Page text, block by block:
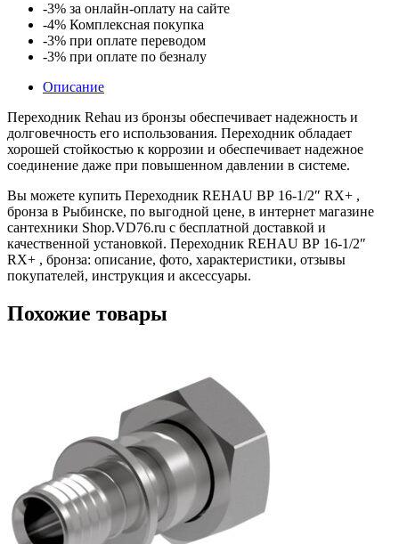
бронза
-3% за онлайн-оплату на сайте
-4% Комплексная покупка
-3% при оплате переводом
-3% при оплате по безналу
Описание
Переходник Rehau из бронзы обеспечивает надежность и
долговечность его использования. Переходник обладает
хорошей стойкостью к коррозии и обеспечивает надежное
соединение даже при повышенном давлении в системе.
Вы можете купить Переходник REHAU ВР 16-1/2″ RX+ ,
бронза в Рыбинске, по выгодной цене, в интернет магазине
сантехники Shop.VD76.ru с бесплатной доставкой и
качественной установкой. Переходник REHAU ВР 16-1/2″
RX+ , бронза: описание, фото, характеристики, отзывы
покупателей, инструкция и аксессуары.
Похожие товары